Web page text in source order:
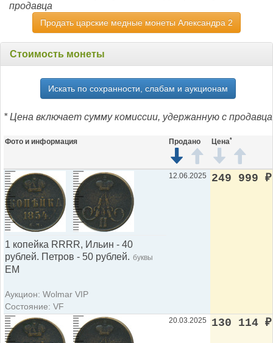
продавца
Продать царские медные монеты Александра 2
Стоимость монеты
Искать по сохранности, слабам и аукционам
* Цена включает сумму комиссии, удержанную с продавца
Фото и информация Продано Цена*
1 копейка RRRR, Ильин - 40
рублей. Петров - 50 рублей. буквы
ЕМ
Аукцион: Wolmar VIP
Состояние: VF
12.06.2025 249 999 ₽
20.03.2025 130 114 ₽